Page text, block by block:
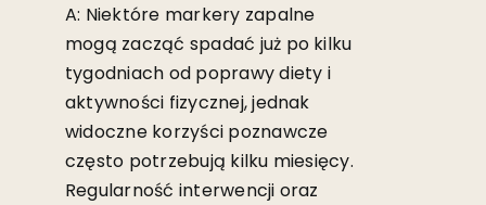
A: Niektóre markery zapalne
mogą zacząć spadać już po kilku
tygodniach od poprawy diety i
aktywności fizycznej, jednak
widoczne korzyści poznawcze
często potrzebują kilku miesięcy.
Regularność interwencji oraz